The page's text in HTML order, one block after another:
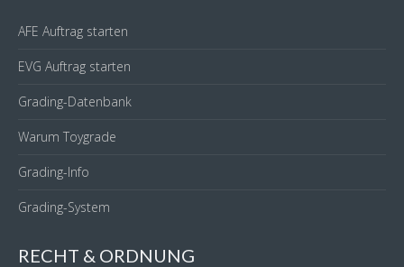
AFE Auftrag starten
EVG Auftrag starten
Grading-Datenbank
Warum Toygrade
Grading-Info
Grading-System
RECHT & ORDNUNG